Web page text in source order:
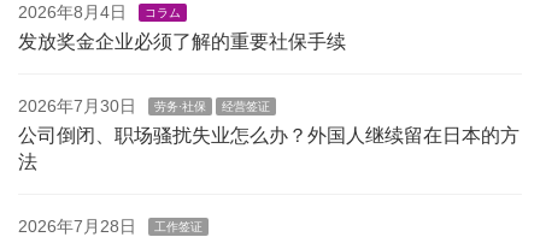
2026年8月4日 コラム
发放奖金企业必须了解的重要社保手续
2026年7月30日 劳务·社保 经营签证
公司倒闭、职场骚扰失业怎么办？外国人继续留在日本的方
法
2026年7月28日 工作签证